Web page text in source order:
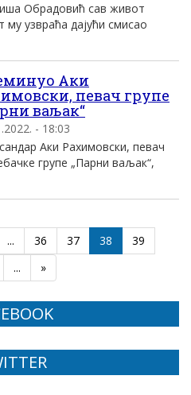
Обрадовић сав живот
узвраћа дајући смисао
Аки
певач групе
ваљак“
- 18:03
Аки Рахимовски, певач
групе „Парни ваљак“,
... 36 37 38
39
... »